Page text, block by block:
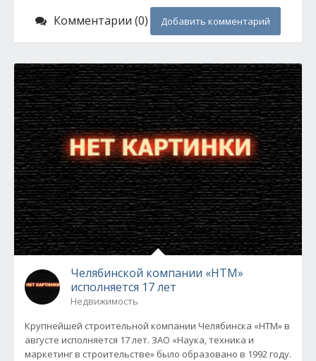
Комментарии (0) Добавить комментарий
Челябинской компании «НТМ»
исполняется 17 лет
Недвижимость
Крупнейшей строительной компании Челябинска «НТМ» в
августе исполняется 17 лет. ЗАО «Наука, техника и
маркетинг в строительстве» было образовано в 1992 году.